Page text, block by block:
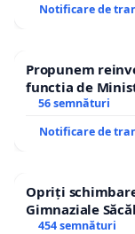
Notificare de
Propunem
functia de
56 semnături
Notificare de
Opriți
Gimnaziale
454 semnături